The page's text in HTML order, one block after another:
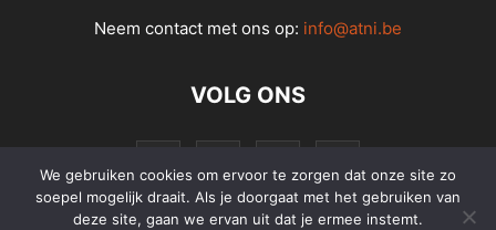
Neem contact met ons op: info@atni.be
VOLG ONS
We gebruiken cookies om ervoor te zorgen dat onze site zo
soepel mogelijk draait. Als je doorgaat met het gebruiken van
deze site, gaan we ervan uit dat je ermee instemt.